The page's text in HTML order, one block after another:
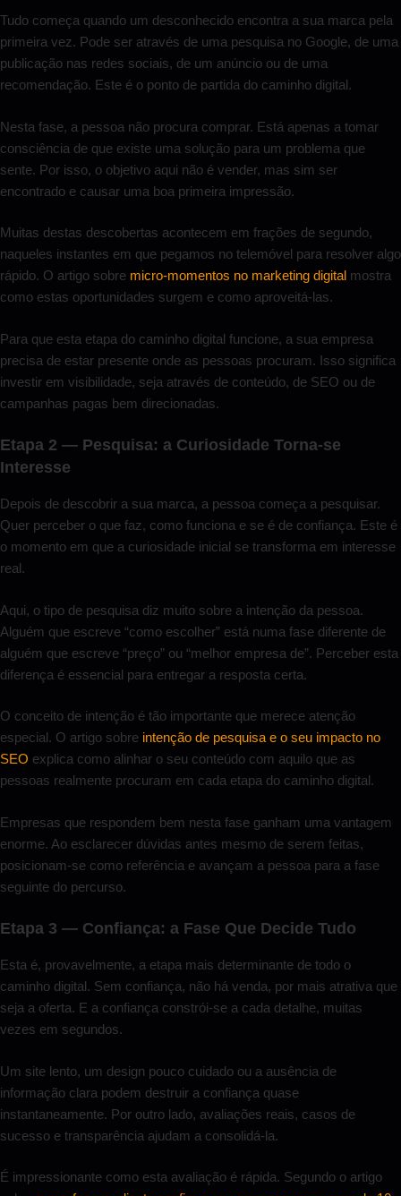
Tudo começa quando um desconhecido encontra a sua marca pela
primeira vez. Pode ser através de uma pesquisa no Google, de uma
publicação nas redes sociais, de um anúncio ou de uma
recomendação. Este é o ponto de partida do caminho digital.
Nesta fase, a pessoa não procura comprar. Está apenas a tomar
consciência de que existe uma solução para um problema que
sente. Por isso, o objetivo aqui não é vender, mas sim ser
encontrado e causar uma boa primeira impressão.
Muitas destas descobertas acontecem em frações de segundo,
naqueles instantes em que pegamos no telemóvel para resolver algo
rápido. O artigo sobre micro-momentos no marketing digital mostra
como estas oportunidades surgem e como aproveitá-las.
Para que esta etapa do caminho digital funcione, a sua empresa
precisa de estar presente onde as pessoas procuram. Isso significa
investir em visibilidade, seja através de conteúdo, de SEO ou de
campanhas pagas bem direcionadas.
Etapa 2 — Pesquisa: a Curiosidade Torna-se
Interesse
Depois de descobrir a sua marca, a pessoa começa a pesquisar.
Quer perceber o que faz, como funciona e se é de confiança. Este é
o momento em que a curiosidade inicial se transforma em interesse
real.
Aqui, o tipo de pesquisa diz muito sobre a intenção da pessoa.
Alguém que escreve “como escolher” está numa fase diferente de
alguém que escreve “preço” ou “melhor empresa de”. Perceber esta
diferença é essencial para entregar a resposta certa.
O conceito de intenção é tão importante que merece atenção
especial. O artigo sobre intenção de pesquisa e o seu impacto no
SEO explica como alinhar o seu conteúdo com aquilo que as
pessoas realmente procuram em cada etapa do caminho digital.
Empresas que respondem bem nesta fase ganham uma vantagem
enorme. Ao esclarecer dúvidas antes mesmo de serem feitas,
posicionam-se como referência e avançam a pessoa para a fase
seguinte do percurso.
Etapa 3 — Confiança: a Fase Que Decide Tudo
Esta é, provavelmente, a etapa mais determinante de todo o
caminho digital. Sem confiança, não há venda, por mais atrativa que
seja a oferta. E a confiança constrói-se a cada detalhe, muitas
vezes em segundos.
Um site lento, um design pouco cuidado ou a ausência de
informação clara podem destruir a confiança quase
instantaneamente. Por outro lado, avaliações reais, casos de
sucesso e transparência ajudam a consolidá-la.
É impressionante como esta avaliação é rápida. Segundo o artigo